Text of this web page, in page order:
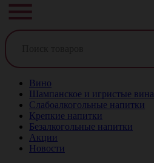
Вино
Шампанское и игристые вина
Слабоалкогольные напитки
Крепкие напитки
Безалкогольные напитки
Акции
Новости